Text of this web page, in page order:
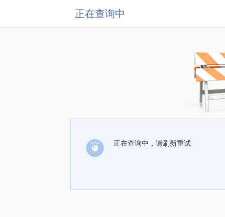
正在查询中
正在查询中，请刷新重试